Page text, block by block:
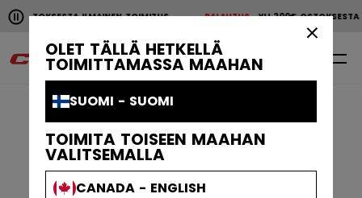
OLET TÄLLÄ HETKELLÄ
TOIMITTAMASSA MAAHAN
SUOMI - SUOMI
TOIMITA TOISEEN MAAHAN
VALITSEMALLA
CANADA - ENGLISH
Pause the horizontal scroll animation.
ILMAINEN TOIMITUSPALAUTUS YLI 200€ OSTOKSESTA
YLI 200€ OSTOKSESTA ILMAINEN TOIMITUS